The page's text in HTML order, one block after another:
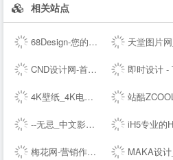
相关站点
68Design-您的线上设计部，找设计师远程工作专业平台 天堂图片网_高清无水印图片大全，唯美图片、桌面壁纸
CND设计网-首席设计师网络媒体,为设计师提供有效的传播和服务,设计网络首选品牌,设计网络首选品牌 即时设计 - 可实时协作的专业 UI
4K壁纸_4K电脑壁纸_4K高清壁纸下载_4K,5K,6K,7K,8K壁纸图片素材_彼岸图网 站酷ZCOOL-设计师互动平台-打开站酷，发
--无忌_中文影像生活门户 iH5专业的H5制
梅花网-营销作品宝库 MAKA设计_免费H5页面制作,电子婚礼请帖制作,海量免费设计模板,电子邀请函模板,微信营销,h5制